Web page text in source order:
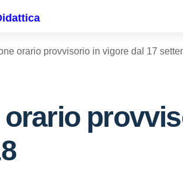
orario provvisorio in vigore dal 17